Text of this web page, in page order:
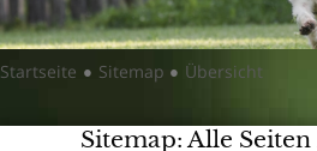
Startseite ● Sitemap ● Übersicht
Sitemap: Alle